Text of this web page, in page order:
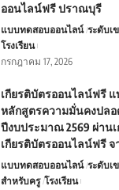
ออนไลน์ฟรี ปราณบุรี
แบบทดสอบออนไลน์ ระดับเ
โรงเรียน
กรกฎาคม 17, 2026
เกียรติบัตรออนไลน์ฟรี
หลักสูตรความมั่นคงปลอ
ปีงบประมาณ 2569 ผ่าน
เกียรติบัตรออนไลน์ฟรี จ
แบบทดสอบออนไลน์ ระดับเ
สำหรับครู โรงเรียน